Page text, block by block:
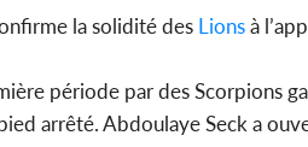
la solidité des Lionsà
période par des Scorpions
arrêté. Abdoulaye Seck a